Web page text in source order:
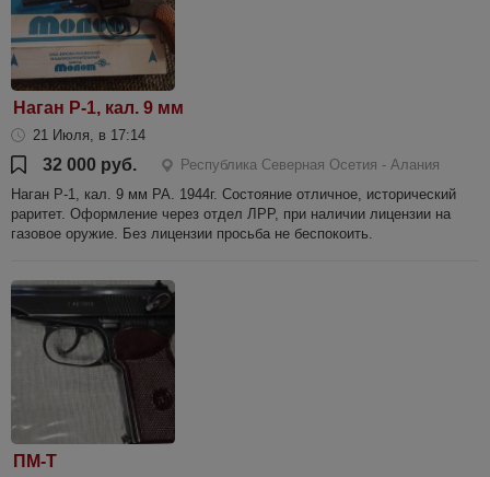
Наган Р-1, кал. 9 мм
21 Июля, в 17:14
32 000 руб.
Республика Северная Осетия - Алания
Наган Р-1, кал. 9 мм РА. 1944г. Состояние отличное, исторический
раритет. Оформление через отдел ЛРР, при наличии лицензии на
газовое оружие. Без лицензии просьба не беспокоить.
ПМ-Т